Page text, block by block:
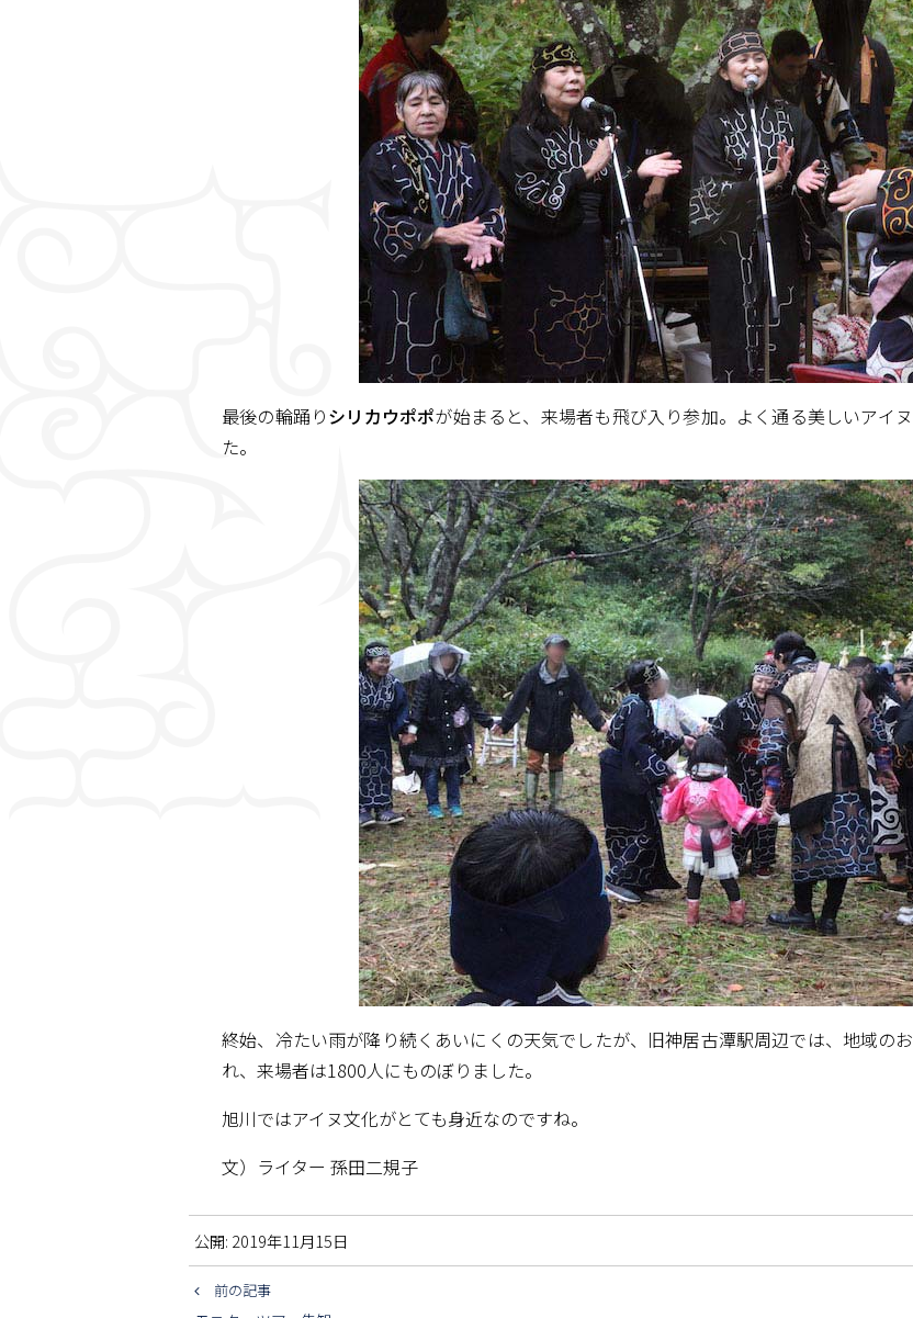
最後の輪踊りシリカウポポが始まると、来場者も飛び入り参加。よく通る美しいアイ
た。
終始、冷たい雨が降り続くあいにくの天気でしたが、旧神居古潭駅周辺では、地域の
れ、来場者は1800人にものぼりました。
旭川ではアイヌ文化がとても身近なのですね。
文）ライター 孫田二規子
公開: 2019年11月15日
投前の記事